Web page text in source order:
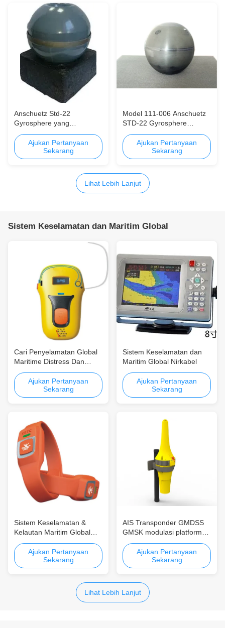
Anschuetz Std-22
Gyrosphere yang
diperbaharui dengan
garansi - CCS Jerman
Sertifikasi
Ajukan Pertanyaan
Sekarang
Model 111-006 Anschuetz
STD-22 Gyrosphere
dengan Jaminan Satu
Tahun - Baru atau
Rekonstruksi
Ajukan Pertanyaan
Sekarang
Lihat Lebih Lanjut
Sistem Keselamatan dan Maritim Global
Cari Penyelamatan Global
Maritime Distress Dan
Sistem Keamanan
Ajukan Pertanyaan
Sekarang
Sistem Keselamatan dan
Maritim Global Nirkabel
Ajukan Pertanyaan
Sekarang
Sistem Keselamatan &
Kelautan Maritim Global
Gelang
Ajukan Pertanyaan
Sekarang
AIS Transponder GMDSS
GMSK modulasi platform
pemrosesan tertanam dan
beberapa alamat
pembagian waktu
Ajukan Pertanyaan
Sekarang
Lihat Lebih Lanjut